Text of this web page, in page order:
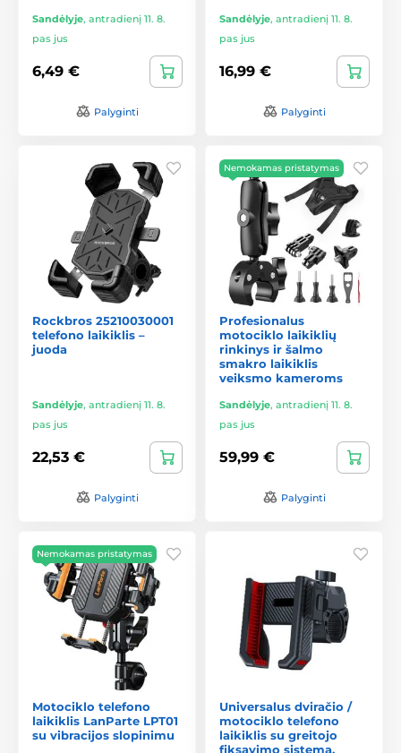
Sandėlyje, antradienį 11. 8.
pas jus
6,49 €
Palyginti
Sandėlyje, antradienį 11. 8.
pas jus
16,99 €
Palyginti
Rockbros 25210030001
telefono laikiklis –
juoda
Sandėlyje, antradienį 11. 8.
pas jus
22,53 €
Palyginti
Nemokamas pristatymas
Profesionalus
motociklo laikiklių
rinkinys ir šalmo
smakro laikiklis
veiksmo kameroms
Sandėlyje, antradienį 11. 8.
pas jus
59,99 €
Palyginti
Nemokamas pristatymas
Motociklo telefono
laikiklis LanParte LPT01
su vibracijos slopinimu
Universalus dviračio /
motociklo telefono
laikiklis su greitojo
fiksavimo sistema,